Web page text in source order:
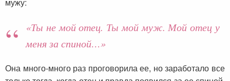
мужу:
«Ты не мой отец. Ты мой муж. Мой отец у
меня за спиной…»
Она много-много раз проговорила ее, но заработало все